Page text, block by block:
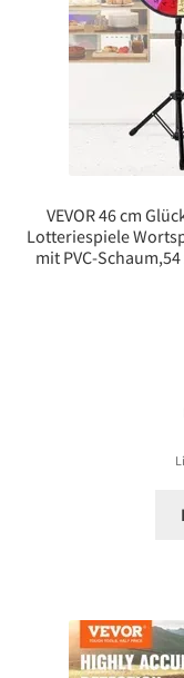
VEVOR 46 cm
Lotteriespiele
mit PVC-